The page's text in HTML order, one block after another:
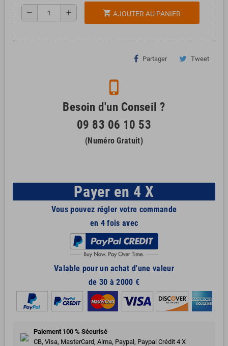
remove add shopping_cart AJOUTER AU PANIER
Partager Tweet
phone_iphone
Besoin d'un Conseil ?
09 83 06 10 53
(Numéro Gratuit)
Payer en 4 X
Vous pouvez régler votre commande
en 4 fois avec
Valable pour un achat d'une valeur
de 30 à 2000 €
Paiement 100 % Sécurisé
CB, Visa, MasterCard, Alma, Paypal, Paypal Crédit 4 X